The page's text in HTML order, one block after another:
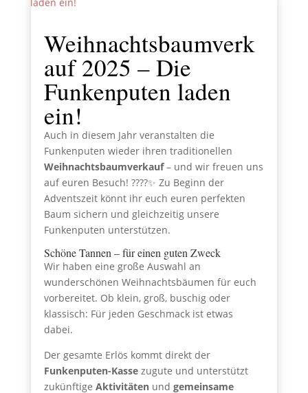
Weihnachtsbaumverk
auf 2025 – Die
Funkenputen laden
ein!
Auch in diesem Jahr veranstalten die
Funkenputen wieder ihren traditionellen
Weihnachtsbaumverkauf– und wir freuen uns
auf euren Besuch! ????✨ Zu Beginn der
Adventszeit könnt ihr euch euren perfekten
Baum sichern und gleichzeitig unsere
Funkenputen unterstützen.
Schöne Tannen – für einen guten Zweck
Wir haben eine große Auswahl an
wunderschönen Weihnachtsbäumen für euch
vorbereitet. Ob klein, groß, buschig oder
klassisch: Für jeden Geschmack ist etwas
dabei.
Der gesamte Erlös kommt direkt der
Funkenputen-Kassezugute und unterstützt
zukünftige Aktivitätenund gemeinsame